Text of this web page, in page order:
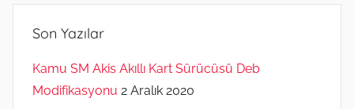
Son Yazılar
Kamu SM Akis Akıllı Kart Sürücüsü Deb
Modifikasyonu 2 Aralık 2020